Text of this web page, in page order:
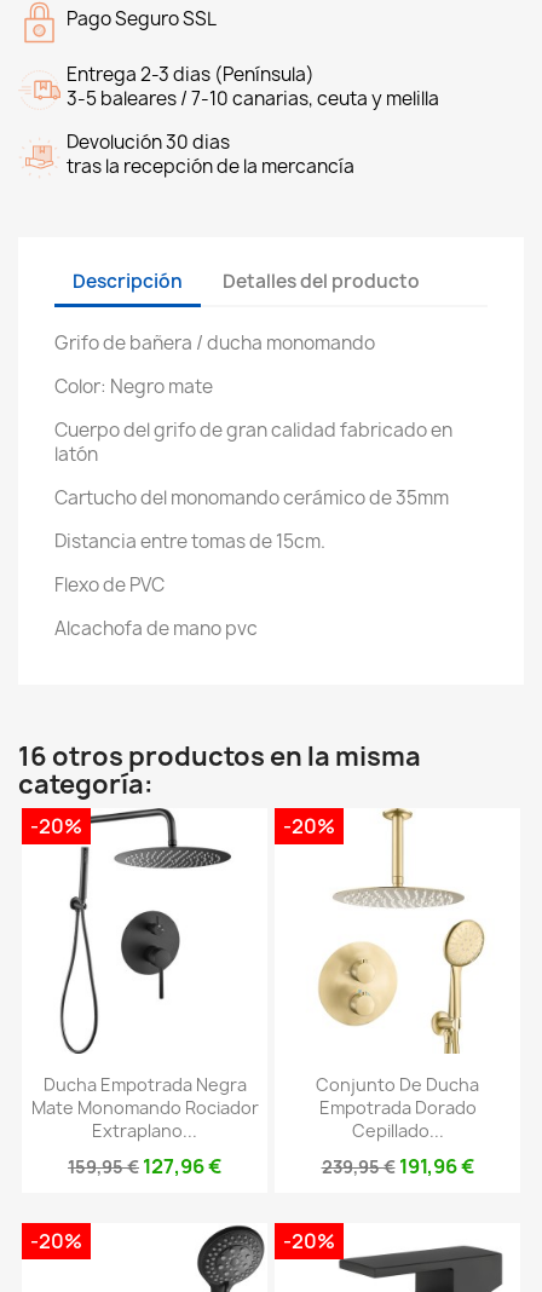
Pago Seguro SSL
Entrega 2-3 dias (Península)
3-5 baleares / 7-10 canarias, ceuta y melilla
Devolución 30 dias
tras la recepción de la mercancía
Descripción Detalles del producto
Grifo de bañera / ducha monomando
Color: Negro mate
Cuerpo del grifo de gran calidad fabricado en
latón
Cartucho del monomando cerámico de 35mm
Distancia entre tomas de 15cm.
Flexo de PVC
Alcachofa de mano pvc
16 otros productos en la misma
categoría:
Ducha Empotrada Negra
Mate Monomando Rociador
Extraplano...
159,95 € 127,96 €
-20%
Conjunto De Ducha
Empotrada Dorado
Cepillado...
239,95 € 191,96 €
-20%
-20% -20%